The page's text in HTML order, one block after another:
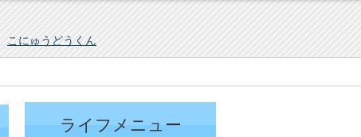
こにゅうどうくん
ライフメニュー